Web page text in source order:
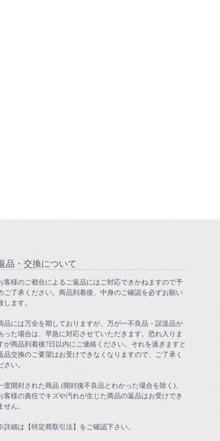
品・交換について
客様のご都合によるご返品にはご対応できかねますので予
ご了承ください。商品到着後、中身のご確認を必ずお願い
します。
品には万全を期しておりますが、万が一不良品・誤送品が
った場合は、早急に対応させていただきます。恐れ入りま
が商品到着後7日以内にご連絡ください。それを過ぎますと
品交換のご要望はお受けできなくなりますので、ご了承く
さい。
度開封された商品 (開封後不良品とわかった場合を除く)、
客様の責任でキズや汚れが生じた商品の返品はお受けでき
せん。
詳細は【特定商取引法】をご確認下さい。